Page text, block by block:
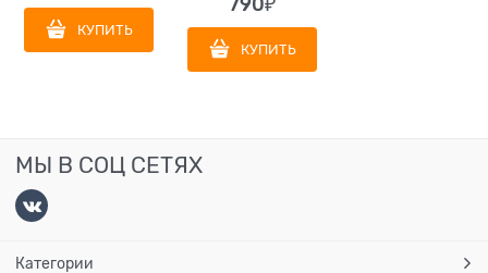
КУПИТЬ
КУПИТЬ
МЫ В СОЦ СЕТЯХ
Категории